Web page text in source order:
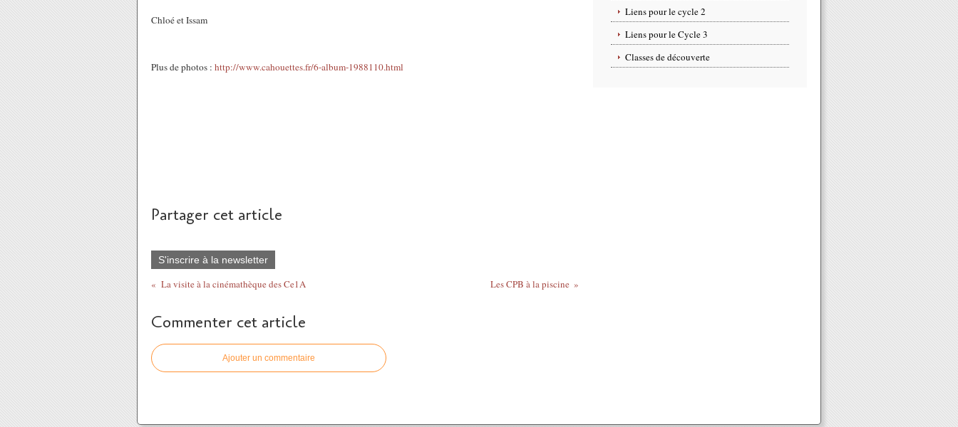
Chloé et Issam
Plus de photos : http://www.cahouettes.fr/6-album-1988110.html
Partager cet article
S'inscrire à la newsletter
La visite à la cinémathèque des Ce1A Les CPB à la piscine
Commenter cet article
Ajouter un commentaire
Liens pour le cycle 2
Liens pour le Cycle 3
Classes de découverte